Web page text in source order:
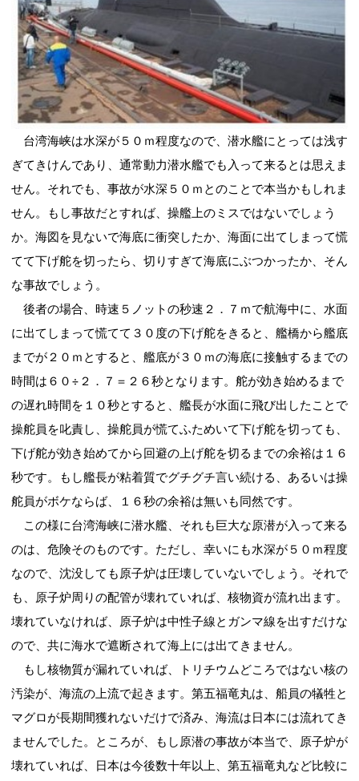
台湾海峡は水深が５０ｍ程度なので、潜水艦にとっては浅す
ぎてきけんであり、通常動力潜水艦でも入って来るとは思えま
せん。それでも、事故が水深５０ｍとのことで本当かもしれま
せん。もし事故だとすれば、操艦上のミスではないでしょう
か。海図を見ないで海底に衝突したか、海面に出てしまって慌
てて下げ舵を切ったら、切りすぎて海底にぶつかったか、そん
な事故でしょう。
後者の場合、時速５ノットの秒速２．７ｍで航海中に、水面
に出てしまって慌てて３０度の下げ舵をきると、艦橋から艦底
までが２０ｍとすると、艦底が３０ｍの海底に接触するまでの
時間は６０÷２．７＝２６秒となります。舵が効き始めるまで
の遅れ時間を１０秒とすると、艦長が水面に飛び出したことで
操舵員を叱責し、操舵員が慌てふためいて下げ舵を切っても、
下げ舵が効き始めてから回避の上げ舵を切るまでの余裕は１６
秒です。もし艦長が粘着質でグチグチ言い続ける、あるいは操
舵員がボケならば、１６秒の余裕は無いも同然です。
この様に台湾海峡に潜水艦、それも巨大な原潜が入って来る
のは、危険そのものです。ただし、幸いにも水深が５０ｍ程度
なので、沈没しても原子炉は圧壊していないでしょう。それで
も、原子炉周りの配管が壊れていれば、核物資が流れ出ます。
壊れていなければ、原子炉は中性子線とガンマ線を出すだけな
ので、共に海水で遮断されて海上には出てきません。
もし核物質が漏れていれば、トリチウムどころではない核の
汚染が、海流の上流で起きます。第五福竜丸は、船員の犠牲と
マグロが長期間獲れないだけで済み、海流は日本には流れてき
ませんでした。ところが、もし原潜の事故が本当で、原子炉が
壊れていれば、日本は今後数十年以上、第五福竜丸など比較に